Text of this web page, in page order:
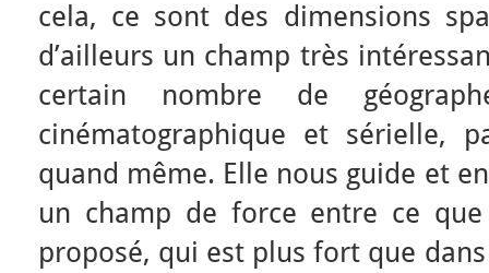
cela, ce sont des dimensions
d’ailleurs un champ très
certain nombre de
cinématographique et sérielle,
quand même. Elle nous guide et
un champ de force entre ce
proposé, qui est plus fort que